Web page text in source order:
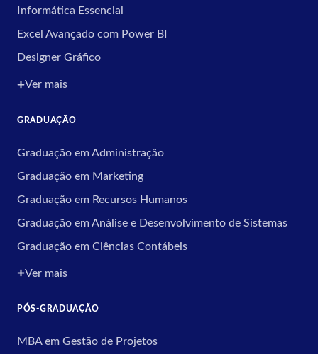
Informática Essencial
Excel Avançado com Power BI
Designer Gráfico
Ver mais
GRADUAÇÃO
Graduação em Administração
Graduação em Marketing
Graduação em Recursos Humanos
Graduação em Análise e Desenvolvimento de Sistemas
Graduação em Ciências Contábeis
Ver mais
PÓS-GRADUAÇÃO
MBA em Gestão de Projetos